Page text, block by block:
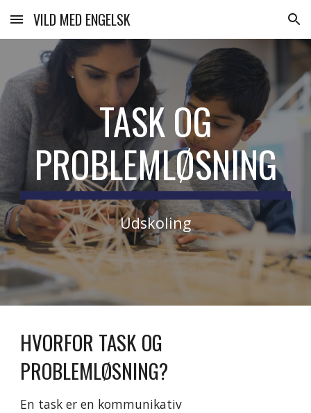
Skip to main content Skip to navigation
VILD MED ENGELSK
TASK OG
PROBLEMLØSNING
Udskoling
HVORFOR TASK OG
PROBLEMLØSNING?
En task er en kommunikativ